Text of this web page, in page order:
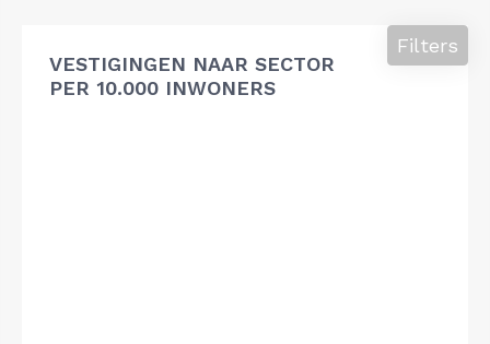
VESTIGINGEN NAAR SECTOR
PER 10.000 INWONERS
Filters